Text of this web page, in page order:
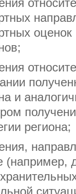
оценок
и
региона;
(например,